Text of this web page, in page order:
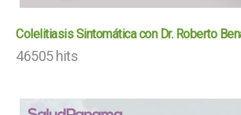
Colelitiasis Sintomática con Dr. Roberto
46505 hits